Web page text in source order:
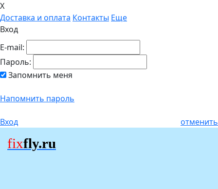
X
Доставка и оплата Контакты Еще
Вход
E-mail:
Пароль:
Запомнить меня
Напомнить пароль
Вход отменить
fixfly.ru